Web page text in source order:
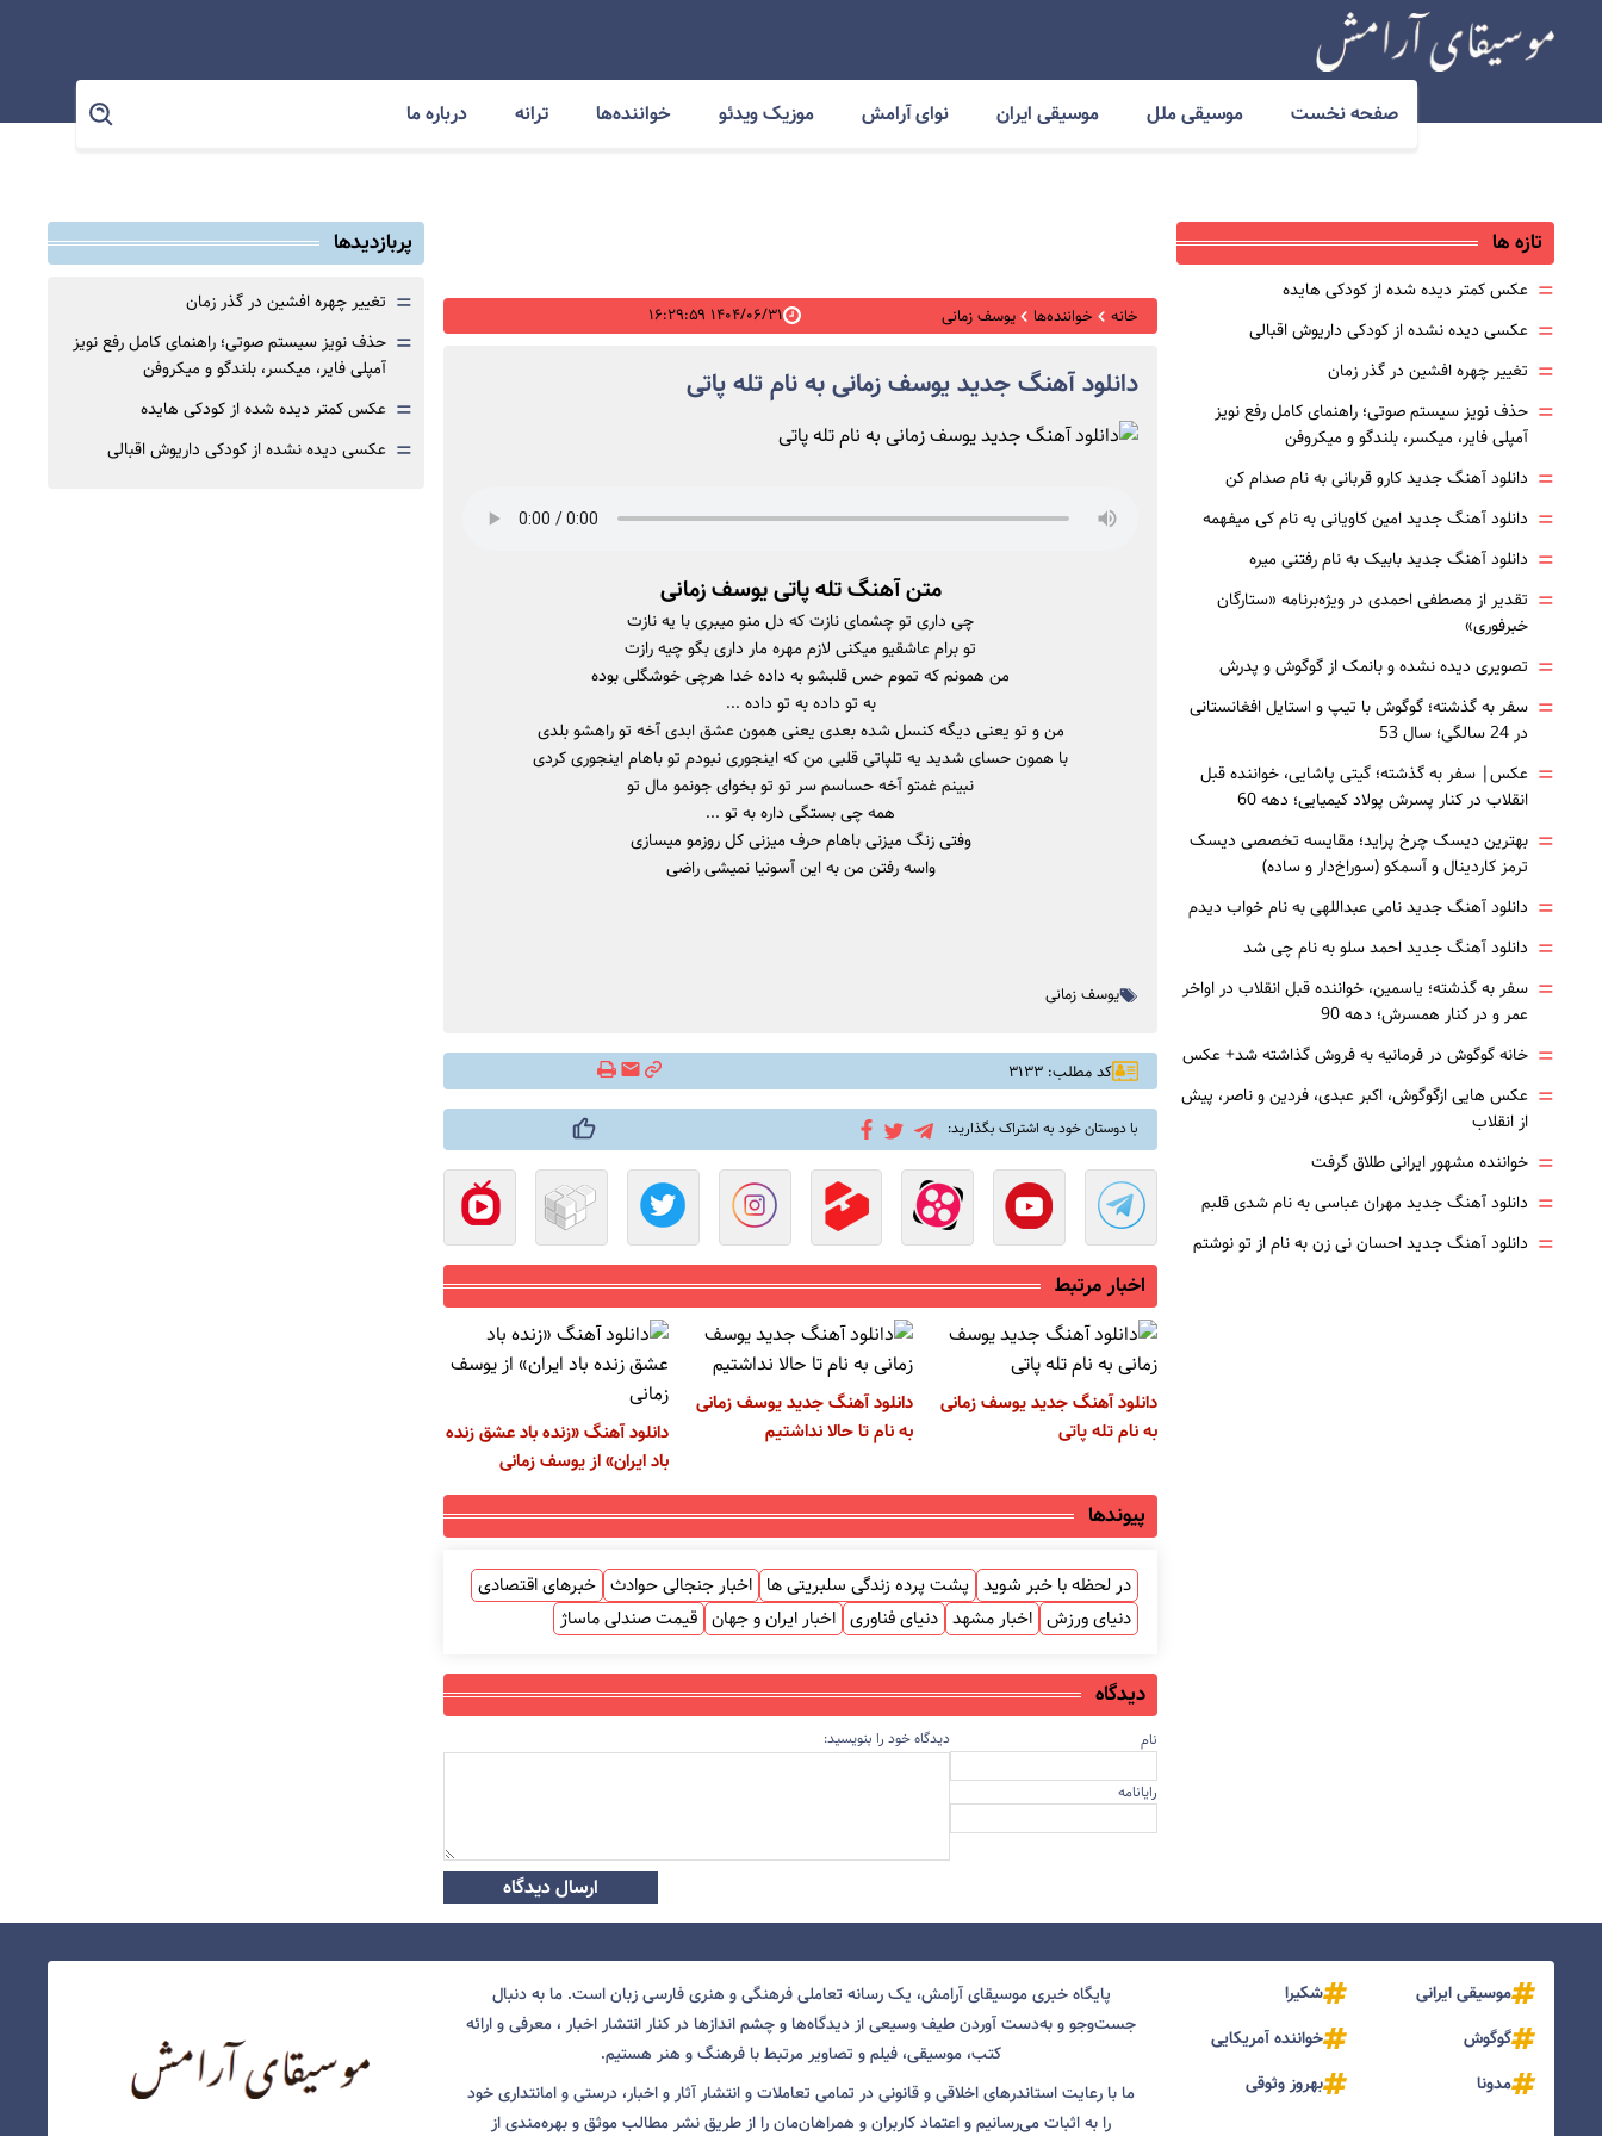
صفحه نخست موسیقی ملل موسیقی ایران نوای آرامش موزیک ویدئو خواننده‌ها ترانه درباره ما
خانه خواننده‌ها یوسف زمانی ۱۴۰۴/۰۶/۳۱ ۱۶:۲۹:۵۹
دانلود آهنگ جدید یوسف زمانی به نام تله پاتی
متن آهنگ تله پاتی یوسف زمانی
چی داری تو چشمای نازت که دل منو میبری با یه نازت
تو برام عاشقیو میکنی لازم مهره مار داری بگو چیه رازت
من همونم که تموم حس قلبشو به داده خدا هرچی خوشگلی بوده
به تو داده به تو داده ...
من و تو یعنی دیگه کنسل شده بعدی یعنی همون عشق ابدی آخه تو راهشو بلدی
با همون حسای شدید یه تلپاتی قلبی من که اینجوری نبودم تو باهام اینجوری کردی
نبینم غمتو آخه حساسم سر تو تو بخوای جونمو مال تو
همه چی بستگی داره به تو ...
وفتی زنگ میزنی باهام حرف میزنی کل روزمو میسازی
واسه رفتن من به این آسونیا نمیشی راضی
یوسف زمانی
کد مطلب: ۳۱۳۳
با دوستان خود به اشتراک بگذارید:
اخبار مرتبط
دانلود آهنگ جدید یوسف زمانی
به نام تله پاتی
دانلود آهنگ جدید یوسف زمانی
به نام تا حالا نداشتیم
دانلود آهنگ «زنده باد عشق زنده
باد ایران» از یوسف زمانی
پیوندها
در لحظه با خبر شوید پشت پرده زندگی سلبریتی ها اخبار جنجالی حوادث خبرهای اقتصادی
دنیای ورزش اخبار مشهد دنیای فناوری اخبار ایران و جهان قیمت صندلی ماساژ
دیدگاه
نام
رایانامه
دیدگاه خود را بنویسید:
ارسال دیدگاه
تازه ها
= عکس کمتر دیده شده از کودکی هایده
= عکسی دیده نشده از کودکی داریوش اقبالی
= تغییر چهره افشین در گذر زمان
= حذف نویز سیستم صوتی؛ راهنمای کامل رفع نویز
آمپلی فایر، میکسر، بلندگو و میکروفن
= دانلود آهنگ جدید کارو قربانی به نام صدام کن
= دانلود آهنگ جدید امین کاویانی به نام کی میفهمه
= دانلود آهنگ جدید بابیک به نام رفتنی میره
= تقدیر از مصطفی احمدی در ویژه‌برنامه «ستارگان
خبرفوری»
= تصویری دیده نشده و بانمک از گوگوش و پدرش
= سفر به گذشته؛ گوگوش با تیپ و استایل افغانستانی
در 24 سالگی؛ سال 53
= عکس| سفر به گذشته؛ گیتی پاشایی، خواننده قبل
انقلاب در کنار پسرش پولاد کیمیایی؛ دهه 60
= بهترین دیسک چرخ پراید؛ مقایسه تخصصی دیسک
ترمز کاردینال و آسمکو (سوراخ‌دار و ساده)
= دانلود آهنگ جدید نامی عبداللهی به نام خواب دیدم
= دانلود آهنگ جدید احمد سلو به نام چی شد
= سفر به گذشته؛ یاسمین، خواننده قبل انقلاب در اواخر
عمر و در کنار همسرش؛ دهه 90
= خانه گوگوش در فرمانیه به فروش گذاشته شد+ عکس
= عکس هایی ازگوگوش، اکبر عبدی، فردین و ناصر، پیش
از انقلاب
= خواننده مشهور ایرانی طلاق گرفت
= دانلود آهنگ جدید مهران عباسی به نام شدی قلبم
= دانلود آهنگ جدید احسان نی زن به نام از تو نوشتم
پربازدیدها
= تغییر چهره افشین در گذر زمان
= حذف نویز سیستم صوتی؛ راهنمای کامل رفع نویز
آمپلی فایر، میکسر، بلندگو و میکروفن
= عکس کمتر دیده شده از کودکی هایده
= عکسی دیده نشده از کودکی داریوش اقبالی
موسیقی ایرانی
شکیرا
گوگوش
خواننده آمریکایی
مدونا
بهروز وثوقی
پایگاه خبری موسیقای آرامش، یک رسانه تعاملی فرهنگی و هنری فارسی زبان است. ما به دنبال
جست‌و‌جو و به‌دست آوردن طیف وسیعی از دیدگاه‌ها و چشم انداز‌ها در کنار انتشار اخبار ، معرفی و ارائه
کتب، موسیقی، فیلم و تصاویر مرتبط با فرهنگ و هنر هستیم.
ما با رعایت استاندرهای اخلاقی و قانونی در تمامی تعاملات و انتشار آثار و اخبار، درستی و امانتداری خود
را به اثبات می‌رسانیم و اعتماد کاربران و همراهان‌مان را از طریق نشر مطالب موثق و بهره‌مندی از